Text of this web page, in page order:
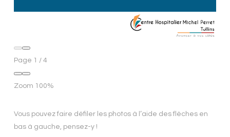
Page 1 / 4
Zoom 100%
Vous pouvez faire défiler les photos à l’aide des flèches en
bas à gauche, pensez-y !